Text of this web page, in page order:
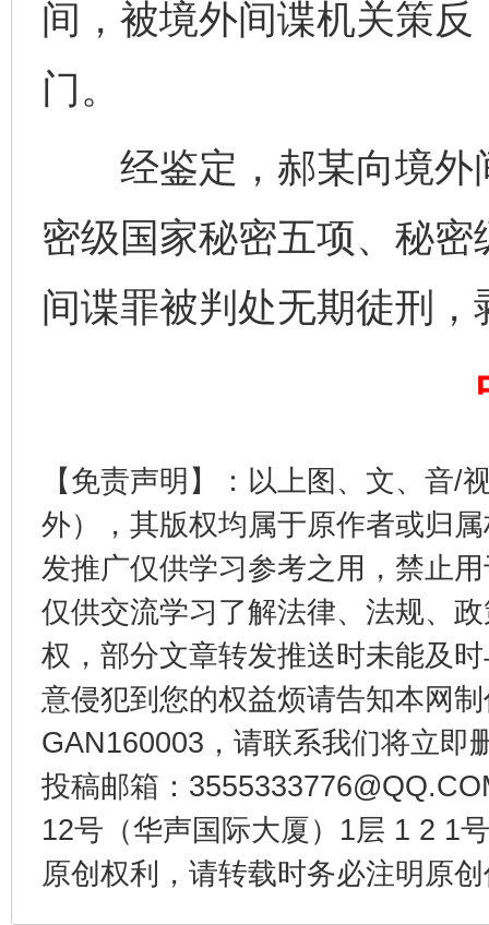
间，被境外间谍机关策
门。
经鉴定，郝某向境外
密级国家秘密五项、秘
间谍罪被判处无期徒刑
【免责声明】：以上图、文、音/
外），其版权均属于原作者或归
发推广仅供学习参考之用，禁止
仅供交流学习了解法律、法规、
权，部分文章转发推送时未能及
意侵犯到您的权益烦请告知本网
GAN160003，请联系我们将立即
投稿邮箱：
12号（华声国际大厦）1层 1 2 1
原创权利，请转载时务必注明原
千年窑火 生生不息 一